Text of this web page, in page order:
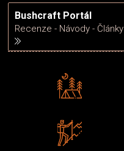
Bushcraft Portál
Recenze - Návody - Články